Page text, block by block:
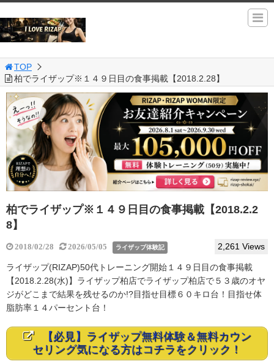
TOP
柏でライザップ※１４９日目の食事掲載【2018.2.28】
柏でライザップ※１４９日目の食事掲載【2018.2.2
8】
2018/02/28 2026/05/05 ライザップ体験記 2,261 Views
ライザップ(RIZAP)50代トレーニング開始１４９日目の食事掲載
【2018.2.28(水)】ライザップ柏店でライザップ柏店で５３歳のオヤ
ジがどこまで結果を残せるのか!?目指せ目標６０キロ台！目指せ体
脂肪率１４パーセント台！
【必見】ライザップ無料体験＆無料カウン
セリング気になる方はコチラをクリック！